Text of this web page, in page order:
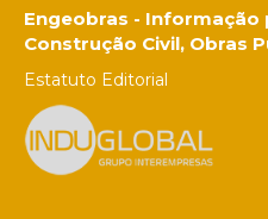
Engeobras - Informação
Construção Civil, Obras
Estatuto Editorial